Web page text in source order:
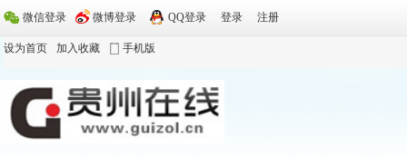
微信登录 微博登录 QQ登录 登录 注册
设为首页 加入收藏 手机版